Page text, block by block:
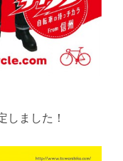
しました！